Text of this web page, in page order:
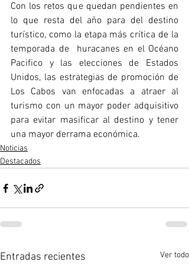
Con los retos que quedan pendientes en
lo que resta del año para del destino
turístico, como la etapa más crítica de la
temporada de  huracanes en el Océano
Pacifico y las elecciones de Estados
Unidos, las estrategias de promoción de
Los Cabos van enfocadas a atraer al
turismo con un mayor poder adquisitivo
para evitar masificar al destino y tener
una mayor derrama económica.
Noticias
Destacados
Entradas recientes Ver todo